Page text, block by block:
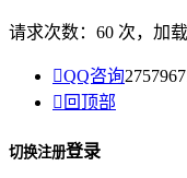
请求次数：60 次，加
QQ咨询
 回顶部
切换注册登录